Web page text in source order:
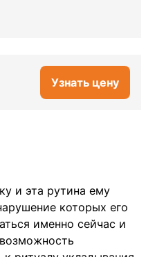
Узнать цену
и эта рутина ему
которых его
именно сейчас и